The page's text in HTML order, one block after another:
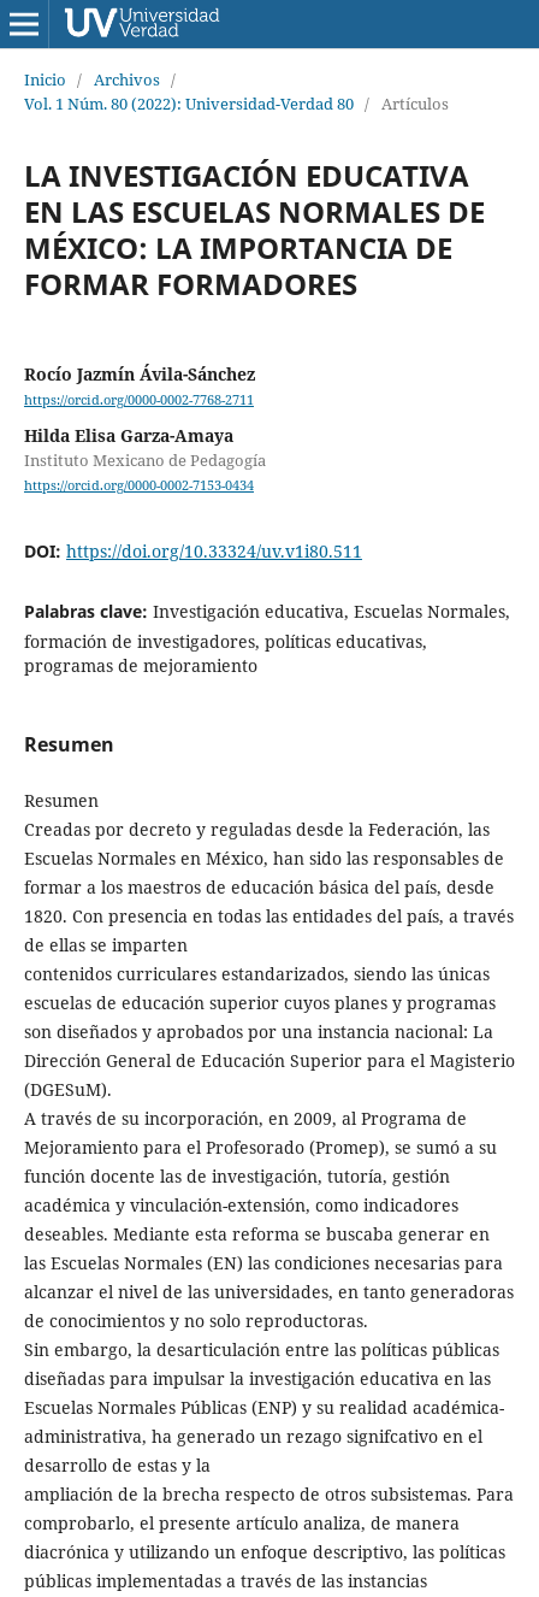
Inicio / Archivos /
Vol. 1 Núm. 80 (2022): Universidad-Verdad 80 / Artículos
LA INVESTIGACIÓN EDUCATIVA
EN LAS ESCUELAS NORMALES DE
MÉXICO: LA IMPORTANCIA DE
FORMAR FORMADORES
Rocío Jazmín Ávila-Sánchez
https://orcid.org/0000-0002-7768-2711
Hilda Elisa Garza-Amaya
Instituto Mexicano de Pedagogía
https://orcid.org/0000-0002-7153-0434
DOI: https://doi.org/10.33324/uv.v1i80.511
Palabras clave: Investigación educativa, Escuelas Normales,
formación de investigadores, políticas educativas,
programas de mejoramiento
Resumen
Resumen
Creadas por decreto y reguladas desde la Federación, las
Escuelas Normales en México, han sido las responsables de
formar a los maestros de educación básica del país, desde
1820. Con presencia en todas las entidades del país, a través
de ellas se imparten
contenidos curriculares estandarizados, siendo las únicas
escuelas de educación superior cuyos planes y programas
son diseñados y aprobados por una instancia nacional: La
Dirección General de Educación Superior para el Magisterio
(DGESuM).
A través de su incorporación, en 2009, al Programa de
Mejoramiento para el Profesorado (Promep), se sumó a su
función docente las de investigación, tutoría, gestión
académica y vinculación-extensión, como indicadores
deseables. Mediante esta reforma se buscaba generar en
las Escuelas Normales (EN) las condiciones necesarias para
alcanzar el nivel de las universidades, en tanto generadoras
de conocimientos y no solo reproductoras.
Sin embargo, la desarticulación entre las políticas públicas
diseñadas para impulsar la investigación educativa en las
Escuelas Normales Públicas (ENP) y su realidad académica-
administrativa, ha generado un rezago signifcativo en el
desarrollo de estas y la
ampliación de la brecha respecto de otros subsistemas. Para
comprobarlo, el presente artículo analiza, de manera
diacrónica y utilizando un enfoque descriptivo, las políticas
públicas implementadas a través de las instancias